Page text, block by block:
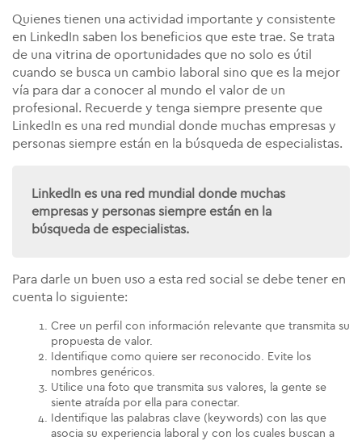
Quienes tienen una actividad importante y consistente
en LinkedIn saben los beneficios que este trae. Se trata
de una vitrina de oportunidades que no solo es útil
cuando se busca un cambio laboral sino que es la mejor
vía para dar a conocer al mundo el valor de un
profesional. Recuerde y tenga siempre presente que
LinkedIn es una red mundial donde muchas empresas y
personas siempre están en la búsqueda de especialistas.
LinkedIn es una red mundial donde muchas
empresas y personas siempre están en la
búsqueda de especialistas.
Para darle un buen uso a esta red social se debe tener en
cuenta lo siguiente:
Cree un perfil con información relevante que transmita su
propuesta de valor.
Identifique como quiere ser reconocido. Evite los
nombres genéricos.
Utilice una foto que transmita sus valores, la gente se
siente atraída por ella para conectar.
Identifique las palabras clave (keywords) con las que
asocia su experiencia laboral y con los cuales buscan a